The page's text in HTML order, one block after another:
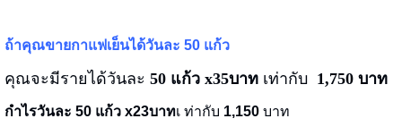
ถ้าคุณขายกาแฟเย็นได้วันละ 50 แก้ว
คุณจะมีรายได้วันละ 50 แก้ว x35บาท เท่ากับ1,750 บาท
กำไรวันละ 50 แก้ว x23บาทเ ท่ากับ 1,150 บาท